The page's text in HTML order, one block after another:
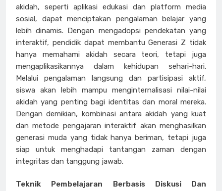
akidah, seperti aplikasi edukasi dan platform media
sosial, dapat menciptakan pengalaman belajar yang
lebih dinamis. Dengan mengadopsi pendekatan yang
interaktif, pendidik dapat membantu Generasi Z tidak
hanya memahami akidah secara teori, tetapi juga
mengaplikasikannya dalam kehidupan sehari-hari.
Melalui pengalaman langsung dan partisipasi aktif,
siswa akan lebih mampu menginternalisasi nilai-nilai
akidah yang penting bagi identitas dan moral mereka.
Dengan demikian, kombinasi antara akidah yang kuat
dan metode pengajaran interaktif akan menghasilkan
generasi muda yang tidak hanya beriman, tetapi juga
siap untuk menghadapi tantangan zaman dengan
integritas dan tanggung jawab.
Teknik Pembelajaran Berbasis Diskusi Dan